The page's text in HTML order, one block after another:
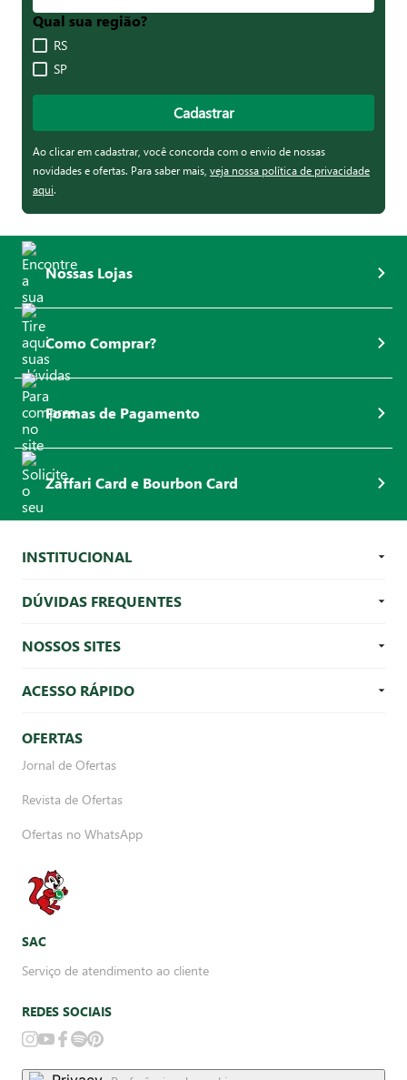
Qual sua região?
RS
SP
Cadastrar
Ao clicar em cadastrar, você concorda com o envio de nossas
novidades e ofertas. Para saber mais, veja nossa política de privacidade
aqui.
Nossas Lojas
Como Comprar?
Formas de Pagamento
Zaffari Card e Bourbon Card
INSTITUCIONAL
DÚVIDAS FREQUENTES
NOSSOS SITES
ACESSO RÁPIDO
OFERTAS
Jornal de Ofertas
Revista de Ofertas
Ofertas no WhatsApp
SAC
Serviço de atendimento ao cliente
REDES SOCIAIS